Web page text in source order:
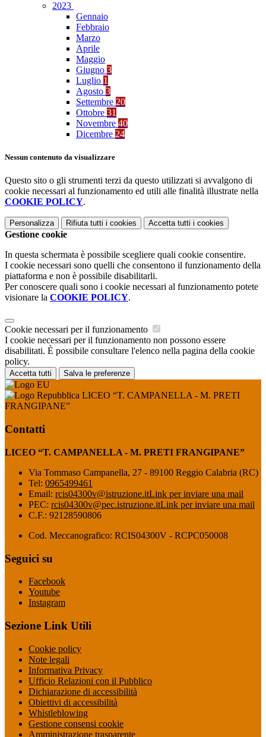
2023
Gennaio
Febbraio
Marzo
Aprile
Maggio
Giugno 3
Luglio 1
Agosto 3
Settembre 20
Ottobre 31
Novembre 40
Dicembre 24
Nessun contenuto da visualizzare
Questo sito o gli strumenti terzi da questo utilizzati si avvalgono di
cookie necessari al funzionamento ed utili alle finalità illustrate nella
COOKIE POLICY.
Personalizza Rifiuta tutti i cookies Accetta tutti i cookies
Gestione cookie
In questa schermata è possibile scegliere quali cookie consentire.
I cookie necessari sono quelli che consentono il funzionamento della
piattaforma e non è possibile disabilitarli.
Per conoscere quali sono i cookie necessari al funzionamento potete
visionare la COOKIE POLICY.
Cookie necessari per il funzionamento
I cookie necessari per il funzionamento non possono essere
disabilitati. È possibile consultare l'elenco nella pagina della cookie
policy.
Accetta tutti Salva le preferenze
LICEO “T. CAMPANELLA - M. PRETI
FRANGIPANE”
Contatti
LICEO “T. CAMPANELLA - M. PRETI FRANGIPANE”
Via Tommaso Campanella, 27 - 89100 Reggio Calabria (RC)
Tel: 0965499461
Email: rcis04300v@istruzione.itLink per inviare una mail
PEC: rcis04300v@pec.istruzione.itLink per inviare una mail
C.F.: 92128590806
Cod. Meccanografico: RCIS04300V - RCPC050008
Seguici su
Facebook
Youtube
Instagram
Sezione Link Utili
Cookie policy
Note legali
Informativa Privacy
Ufficio Relazioni con il Pubblico
Dichiarazione di accessibilità
Obiettivi di accessibilità
Whistleblowing
Gestione consensi cookie
Amministrazione trasparente